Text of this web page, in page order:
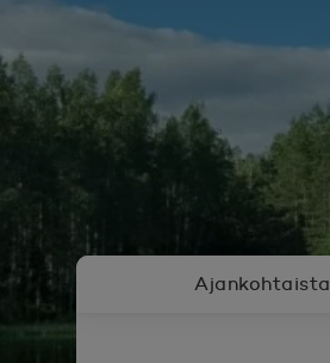
Ajankohtaista